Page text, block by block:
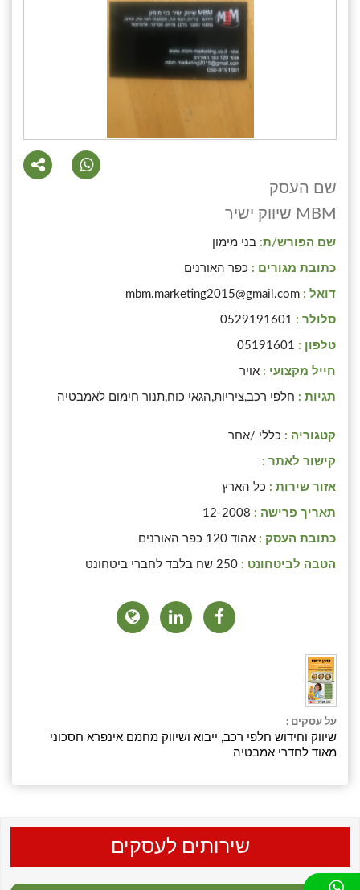
שם העסק
MBM שיווק ישיר
שם הפורש/ת: בני מימון
כתובת מגורים : כפר האורנים
דואל : mbm.marketing2015@gmail.com
סלולר : 0529191601
טלפון : 05191601
חייל מקצועי : אויר
תגיות : חלפי רכב,ציריות,הגאי כוח,תנור חימום לאמבטיה
קטגוריה : כללי /אחר
קישור לאתר :
אזור שירות : כל הארץ
תאריך פרישה : 12-2008
כתובת העסק : אהוד 120 כפר האורנים
הטבה לביטחונט : 250 שח בלבד לחברי ביטחונט
על עסקים :
שיווק וחידוש חלפי רכב, ייבוא ושיווק מחמם אינפרא חסכוני
מאוד לחדרי אמבטיה
שירותים לעסקים